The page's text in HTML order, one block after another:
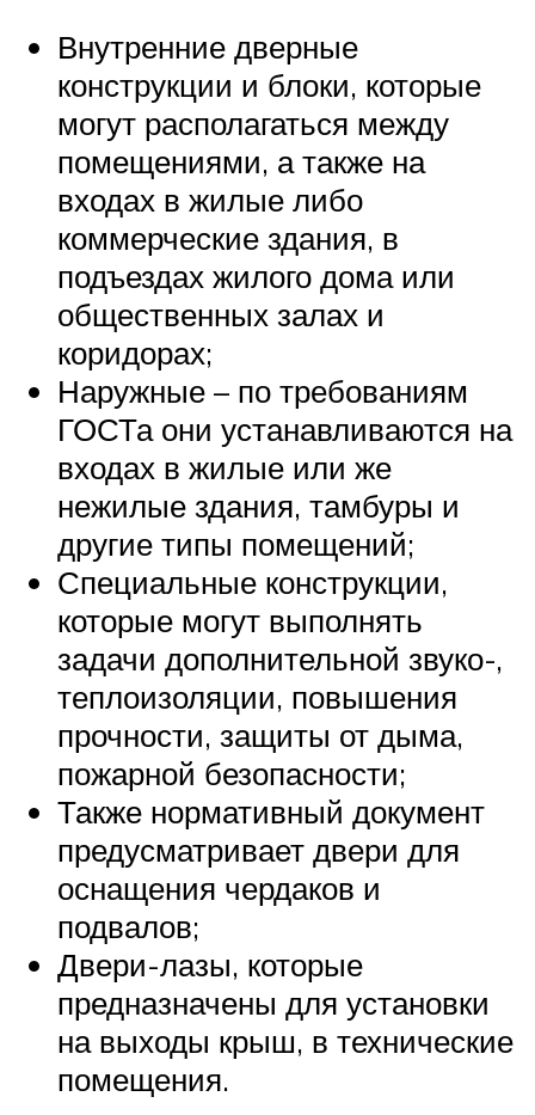
Внутренние дверные
конструкции и блоки, которые
могут располагаться между
помещениями, а также на
входах в жилые либо
коммерческие здания, в
подъездах жилого дома или
общественных залах и
коридорах;
Наружные – по требованиям
ГОСТа они устанавливаются на
входах в жилые или же
нежилые здания, тамбуры и
другие типы помещений;
Специальные конструкции,
которые могут выполнять
задачи дополнительной звуко-,
теплоизоляции, повышения
прочности, защиты от дыма,
пожарной безопасности;
Также нормативный документ
предусматривает двери для
оснащения чердаков и
подвалов;
Двери-лазы, которые
предназначены для установки
на выходы крыш, в технические
помещения.